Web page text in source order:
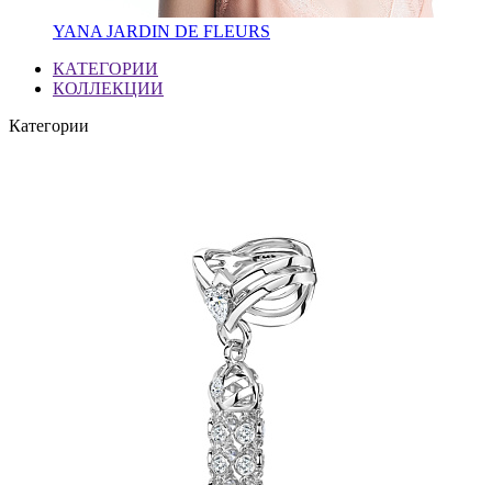
YANA JARDIN DE FLEURS
КАТЕГОРИИ
КОЛЛЕКЦИИ
Категории